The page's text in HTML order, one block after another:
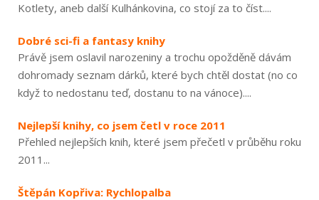
Kotlety, aneb další Kulhánkovina, co stojí za to číst....
Dobré sci-fi a fantasy knihy
Právě jsem oslavil narozeniny a trochu opožděně dávám
dohromady seznam dárků, které bych chtěl dostat (no co
když to nedostanu teď, dostanu to na vánoce)....
Nejlepší knihy, co jsem četl v roce 2011
Přehled nejlepších knih, které jsem přečetl v průběhu roku
2011...
Štěpán Kopřiva: Rychlopalba